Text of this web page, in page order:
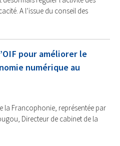
A l’issue du conseil des
pour améliorer le
numérique au
la Francophonie, représentée par
Directeur de cabinet de la